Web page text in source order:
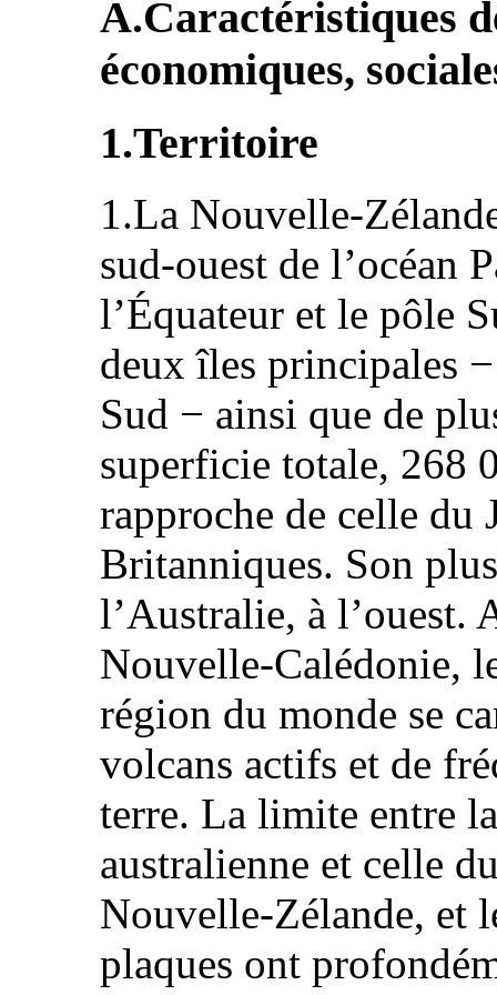
A.Caractéristiques
économiques,
1.Territoire
1.La Nouvelle-
sud-ouest de l’océan
l’Équateur et le pôle
deux îles principales
Sud − ainsi que de
superficie totale, 268
rapproche de celle du
Britanniques. Son
l’Australie, à l’ouest.
Nouvelle-Calédonie,
région du monde se
volcans actifs et de
terre. La limite entre
australienne et celle
Nouvelle-Zélande, et
plaques ont